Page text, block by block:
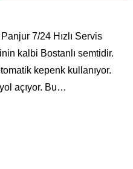
7/24 Hızlı Servis
kalbi Bostanlı semtidir.
kepenk kullanıyor.
açıyor. Bu…